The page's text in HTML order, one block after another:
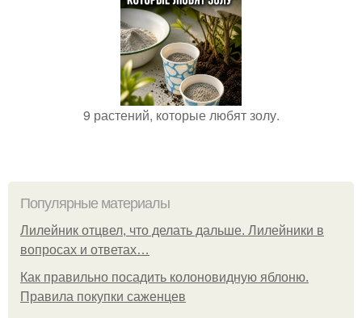
9 растений, которые любят золу.
Популярные материалы
Лилейник отцвел, что делать дальше. Лилейники в
вопросах и ответах…
Как правильно посадить колоновидную яблоню.
Правила покупки саженцев